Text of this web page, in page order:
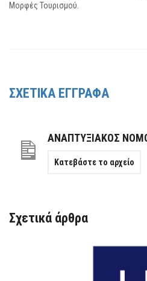
Μορφές Τουρισμού.
ΣΧΕΤΙΚΑ ΕΓΓΡΑΦΑ
ΑΝΑΠΤΥΞΙΑΚΟΣ
Κατεβάστε το αρχείο
Σχετικά άρθρα